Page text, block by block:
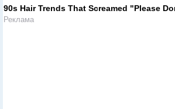
90s Hair Trends That Screamed "Please
Реклама